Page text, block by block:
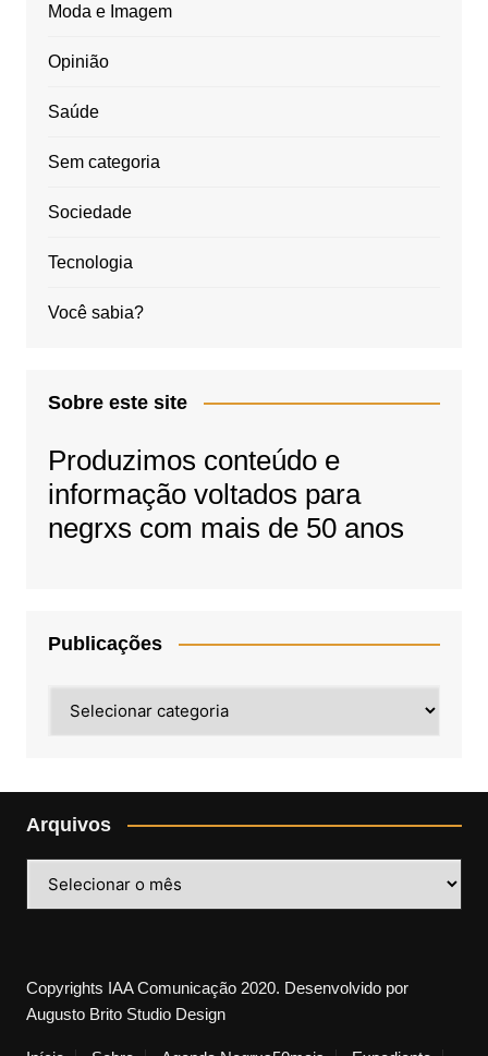
Moda e Imagem
Opinião
Saúde
Sem categoria
Sociedade
Tecnologia
Você sabia?
Sobre este site
Produzimos conteúdo e
informação voltados para
negrxs com mais de 50 anos
Publicações
Arquivos
Copyrights IAA Comunicação 2020. Desenvolvido por
Augusto Brito Studio Design